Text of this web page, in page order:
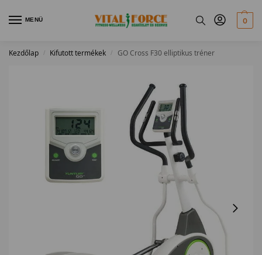
MENÜ 0
Kezdőlap / Kifutott termékek / GO Cross F30 elliptikus tréner